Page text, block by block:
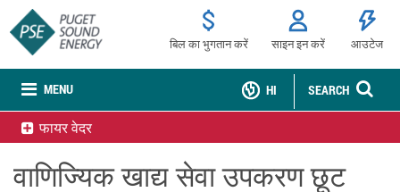
MENU
बिल का भुगतान करें साइन इन करें आउटेज
SEARCH
HI
फायर वेदर
वाणिज्यिक खाद्य सेवा उपकरण छूट